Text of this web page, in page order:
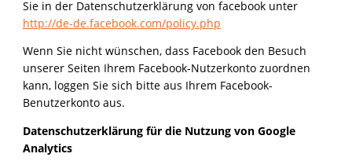
Sie in der Datenschutzerklärung von facebook unter
http://de-de.facebook.com/policy.php
Wenn Sie nicht wünschen, dass Facebook den Besuch
unserer Seiten Ihrem Facebook-Nutzerkonto zuordnen
kann, loggen Sie sich bitte aus Ihrem Facebook-
Benutzerkonto aus.
Datenschutzerklärung für die Nutzung von Google
Analytics